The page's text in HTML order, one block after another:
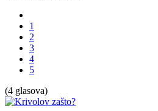
1
2
3
4
5
(4 glasova)